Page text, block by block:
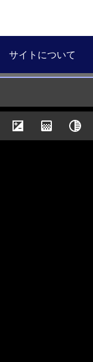
サイトについて